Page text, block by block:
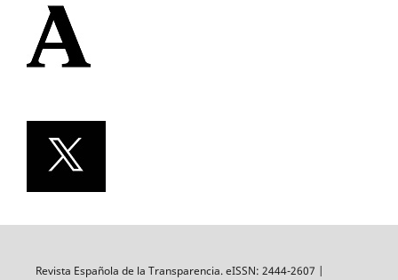
Revista Española de la Transparencia. eISSN: 2444-2607 |